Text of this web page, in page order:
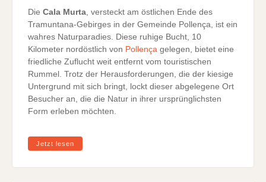
Die Cala Murta, versteckt am östlichen Ende des
Tramuntana-Gebirges in der Gemeinde Pollença, ist ein
wahres Naturparadies. Diese ruhige Bucht, 10
Kilometer nordöstlich von Pollençagelegen, bietet eine
friedliche Zuflucht weit entfernt vom touristischen
Rummel. Trotz der Herausforderungen, die der kiesige
Untergrund mit sich bringt, lockt dieser abgelegene Ort
Besucher an, die die Natur in ihrer ursprünglichsten
Form erleben möchten.
Jetzt lesen